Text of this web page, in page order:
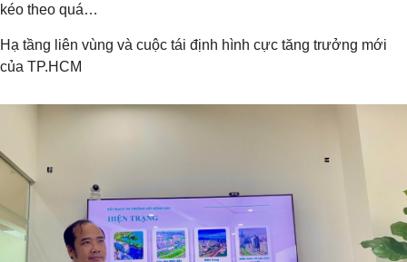
kéo theo quá…
Hạ tầng liên vùng và cuộc tái định hình cực tăng trưởng mới
của TP.HCM